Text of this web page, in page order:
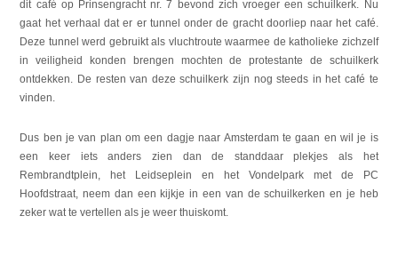
dit café op Prinsengracht nr. 7 bevond zich vroeger een schuilkerk. Nu
gaat het verhaal dat er er tunnel onder de gracht doorliep naar het café.
Deze tunnel werd gebruikt als vluchtroute waarmee de katholieke zichzelf
in veiligheid konden brengen mochten de protestante de schuilkerk
ontdekken. De resten van deze schuilkerk zijn nog steeds in het café te
vinden.
Dus ben je van plan om een dagje naar Amsterdam te gaan en wil je is
een keer iets anders zien dan de standdaar plekjes als het
Rembrandtplein, het Leidseplein en het Vondelpark met de PC
Hoofdstraat, neem dan een kijkje in een van de schuilkerken en je heb
zeker wat te vertellen als je weer thuiskomt.